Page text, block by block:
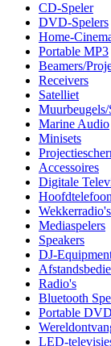
CD-Speler
DVD-Spelers
Home-
Portable MP3
Beamers/
Receivers
Satelliet
Muurbeugels/
Marine Audio
Minisets
Accessoires
Digitale
Wekkerradio's
Mediaspelers
Speakers
DJ-
Radio's
Bluetooth
Portable
LED-